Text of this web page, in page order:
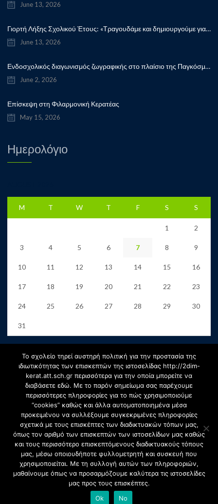
June 13, 2026
Γιορτή Λήξης Σχολικού Έτους: «Τραγουδάμε και δημιουργούμε για την ειρήνη!”
June 13, 2026
Ενδοσχολικός διαγωνισμός ζωγραφικής στο πλαίσιο της Παγκόσμιας Ημέρας Παιδικού Βιβλίου
June 2, 2026
Επίσκεψη στη Φιλαρμονική Κερατέας
May 15, 2026
Ημερολόγιο
M T W T F S S
1 2
3 4 5 6 7 8 9
10 11 12 13 14 15 16
17 18 19 20 21 22 23
24 25 26 27 28 29 30
31
« Jun
Αρχείο
Αρχείο
Select Month
Copyright © 2020 2ο Δημοτικό Σχολείο Κερατέας. Created by:
SiteDesign
Το σχολείο τηρεί αυστηρή πολιτική για την προστασία της
ιδιωτικότητας των επισκεπτών της ιστοσελίδας http://2dim-
kerat.att.sch.gr περισσότερα για την οποία μπορείτε να
διαβάσετε εδώ. Με το παρόν σημείωμα σας παρέχουμε
περισσότερες πληροφορίες για το πώς χρησιμοποιούμε
“cookies” καθώς και άλλα αυτοματοποιημένα μέσα
προκειμένου να συλλέξουμε συγκεκριμένες πληροφορίες
σχετικά με τους επισκέπτες των διαδικτυακών τόπων μας,
όπως τον αριθμό των επισκεπτών των ιστοσελίδων μας καθώς
και τους περισσότερο επισκεπτόμενους διαδικτυακούς τόπους
μας, μέσω οποιουδήποτε φυλλομετρητή και συσκευή που
χρησιμοποιείται. Με τη συλλογή αυτών των πληροφοριών,
μαθαίνουμε όπως να προσαρμόζουμε καλύτερα τις ιστοσελίδες
μας προς τους επισκέπτες.
Ok
No